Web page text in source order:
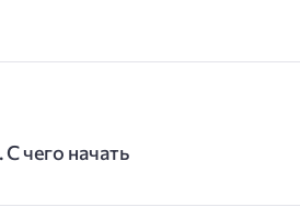
чего начать